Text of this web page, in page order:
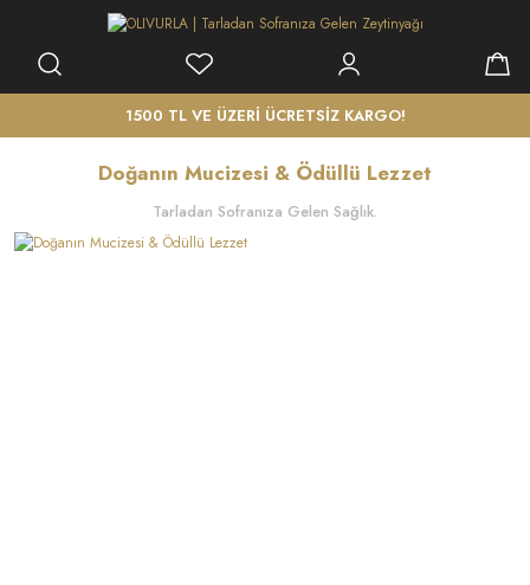
1500 TL VE ÜZERİ ÜCRETSİZ KARGO!
Doğanın Mucizesi & Ödüllü Lezzet
Tarladan Sofranıza Gelen Sağlık.